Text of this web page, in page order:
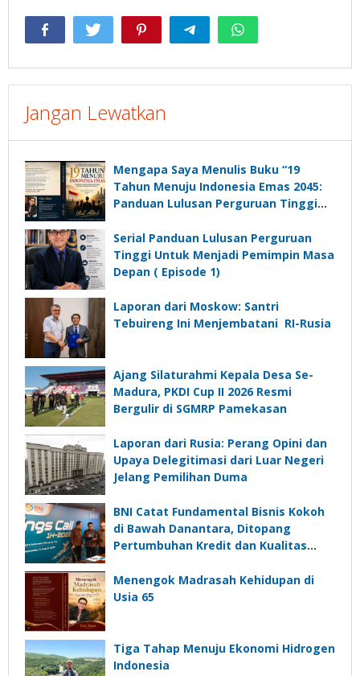
Jangan Lewatkan
Mengapa Saya Menulis Buku “19
Tahun Menuju Indonesia Emas 2045:
Panduan Lulusan Perguruan Tinggi
Depan”?
Serial Panduan Lulusan Perguruan
Tinggi Untuk Menjadi Pemimpin Masa
Depan ( Episode 1)
Laporan dari Moskow: Santri
Tebuireng Ini Menjembatani RI-Rusia
Ajang Silaturahmi Kepala Desa Se-
Madura, PKDI Cup II 2026 Resmi
Bergulir di SGMRP Pamekasan
Laporan dari Rusia: Perang Opini dan
Upaya Delegitimasi dari Luar Negeri
Jelang Pemilihan Duma
BNI Catat Fundamental Bisnis Kokoh
di Bawah Danantara, Ditopang
Pertumbuhan Kredit dan Kualitas
Menengok Madrasah Kehidupan di
Usia 65
Tiga Tahap Menuju Ekonomi Hidrogen
Indonesia